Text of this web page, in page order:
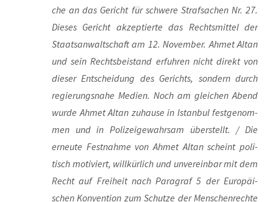
che an das Gericht für schwe­re Straf­sa­chen Nr. 27.
Die­ses Gericht akzep­tier­te das Rechts­mit­tel der
Staats­an­walt­schaft am 12. Novem­ber. Ahmet Altan
und sein Rechts­bei­stand erfuh­ren nicht direkt von
die­ser Ent­schei­dung des Gerichts, son­dern durch
regie­rungs­na­he Medi­en. Noch am glei­chen Abend
wur­de Ahmet Altan zuhau­se in Istan­bul fest­ge­nom­
men und in Poli­zei­ge­wahr­sam über­stellt. / Die
erneu­te Fest­nah­me von Ahmet Altan scheint poli­
tisch moti­viert, will­kür­lich und unver­ein­bar mit dem
Recht auf Frei­heit nach Para­graf 5 der Euro­päi­
schen Kon­ven­ti­on zum Schut­ze der Men­schen­rech­te